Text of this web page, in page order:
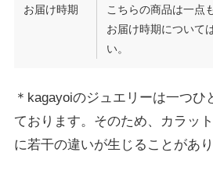
お届け時期
こちらの商品は一点
お届け時期について
い。
＊kagayoiのジュエリーは一つひ
ております。そのため、カラッ
に若干の違いが生じることがあり